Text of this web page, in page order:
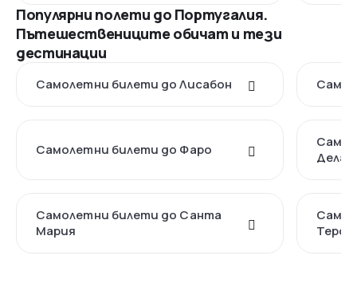
Популярни полети до Португалия.
Пътешествениците обичат и тези
дестинации
Самолетни билети до Лисабон
Самолетни билети до Фаро
Самолетни билети до Санта
Мария